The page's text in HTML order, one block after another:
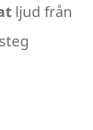
ljud från
steg